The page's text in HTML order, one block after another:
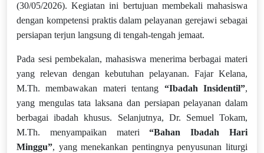
(30/05/2026). Kegiatan ini bertujuan membekali mahasiswa
dengan kompetensi praktis dalam pelayanan gerejawi sebagai
persiapan terjun langsung di tengah-tengah jemaat.
Pada sesi pembekalan, mahasiswa menerima berbagai materi
yang relevan dengan kebutuhan pelayanan. Fajar Kelana,
M.Th. membawakan materi tentang “Ibadah Insidentil”,
yang mengulas tata laksana dan persiapan pelayanan dalam
berbagai ibadah khusus. Selanjutnya, Dr. Semuel Tokam,
M.Th. menyampaikan materi“Bahan Ibadah Hari
Minggu”, yang menekankan pentingnya penyusunan liturgi